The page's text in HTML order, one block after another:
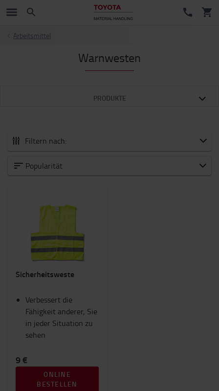
Arbeitsmittel
Warnwesten
PRODUKTE
Filtern nach:
Zubehör
Arbeitsplatz und Lager
Batterie und Elektronik
Beleuchtung
Gabeln und Gabelverlängerungen
Gabelstapler Anbaugeräte
IC-Gabelstapler
Innenausstattung
Sicherheit
Sitze
Toyota Fanshop
Transportwagen & Betriebsroller
Kategorie
Warnwesten(1)
Popularität
Sicherheitsweste
Verbessert die
Fähigkeit anderer, Sie
in jeder Situation zu
sehen
9 €
ONLINE
BESTELLEN